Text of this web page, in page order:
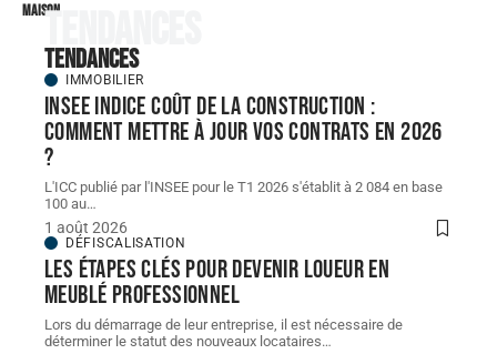
maisonTendances
Tendances
IMMOBILIER
INSEE indice coût de la construction :
comment mettre à jour vos contrats en 2026
?
L'ICC publié par l'INSEE pour le T1 2026 s'établit à 2 084 en base
100 au…
1 août 2026
DÉFISCALISATION
Les étapes clés pour devenir loueur en
meublé professionnel
Lors du démarrage de leur entreprise, il est nécessaire de
déterminer le statut des nouveaux locataires…